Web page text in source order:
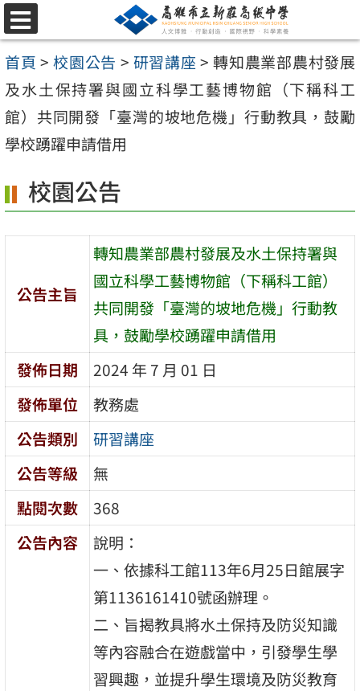
跳
至
主
要
內
容
選
單
首頁 > 校園公告 > 研習講座 > 轉知農業部農村發展
及水土保持署與國立科學工藝博物館（下稱科工
館）共同開發「臺灣的坡地危機」行動教具，鼓勵
學校踴躍申請借用
校園公告
公告主旨
轉知農業部農村發展及水土保持署與
國立科學工藝博物館（下稱科工館）
共同開發「臺灣的坡地危機」行動教
具，鼓勵學校踴躍申請借用
發佈日期
2024 年 7 月 01 日
發佈單位
教務處
公告類別
研習講座
公告等級
無
點閱次數
368
公告內容
說明：
一、依據科工館113年6月25日館展字
第1136161410號函辦理。
二、旨揭教具將水土保持及防災知識
等內容融合在遊戲當中，引發學生學
習興趣，並提升學生環境及防災教育